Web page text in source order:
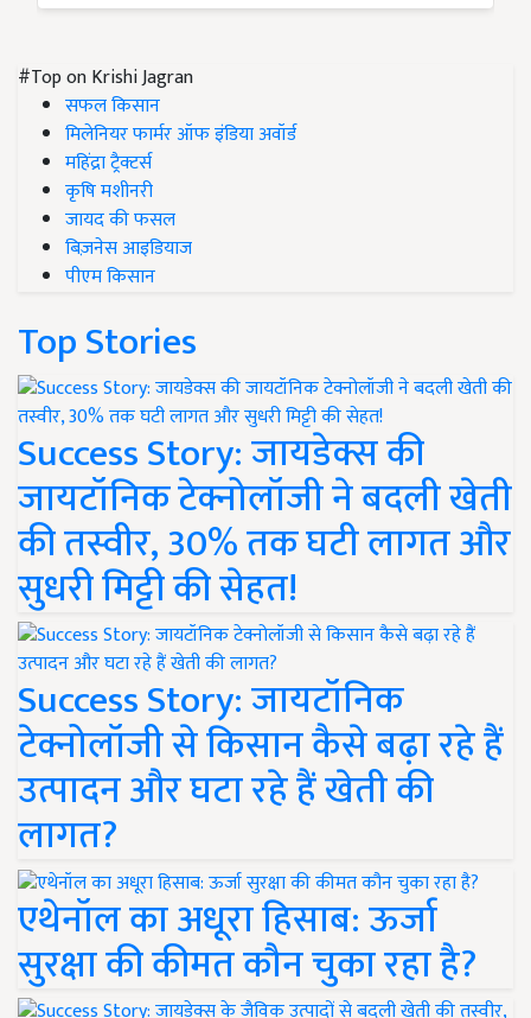
#Top on Krishi Jagran
सफल किसान
मिलेनियर फार्मर ऑफ इंडिया अवॉर्ड
महिंद्रा ट्रैक्टर्स
कृषि मशीनरी
जायद की फसल
बिज़नेस आइडियाज
पीएम किसान
Top Stories
Success Story: जायडेक्स की
जायटॉनिक टेक्नोलॉजी ने बदली खेती
की तस्वीर, 30% तक घटी लागत और
सुधरी मिट्टी की सेहत!
Success Story: जायटॉनिक
टेक्नोलॉजी से किसान कैसे बढ़ा रहे हैं
उत्पादन और घटा रहे हैं खेती की
लागत?
एथेनॉल का अधूरा हिसाब: ऊर्जा
सुरक्षा की कीमत कौन चुका रहा है?